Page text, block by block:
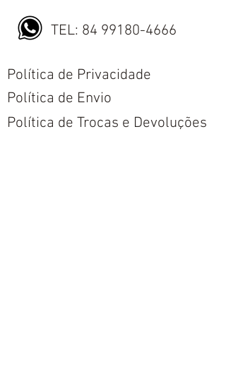
TEL: 84 99180-4666
Política de Privacidade
Política de Envio
Política de Trocas e Devoluções